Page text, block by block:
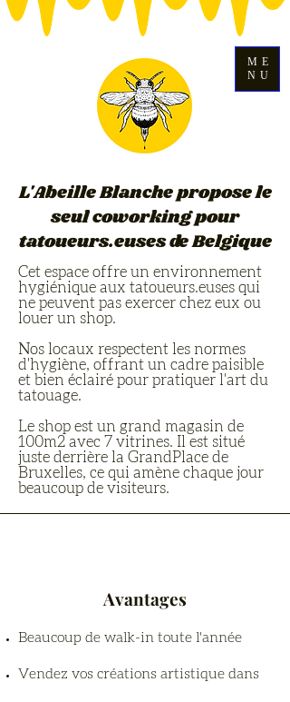
ME
NU
L'Abeille Blanche propose le
seul coworking pour
tatoueurs.euses de Belgique
Cet espace offre un environnement
hygiénique aux tatoueurs.euses qui
ne peuvent pas exercer chez eux ou
louer un shop.
Nos locaux respectent les normes
d'hygiène, offrant un cadre paisible
et bien éclairé pour pratiquer l'art du
tatouage.
Le shop est un grand magasin de
100m2 avec 7 vitrines. Il est situé
juste derrière la GrandPlace de
Bruxelles, ce qui amène chaque jour
beaucoup de visiteurs.
Avantages
Beaucoup de walk-in toute l'année
Vendez vos créations artistique dans